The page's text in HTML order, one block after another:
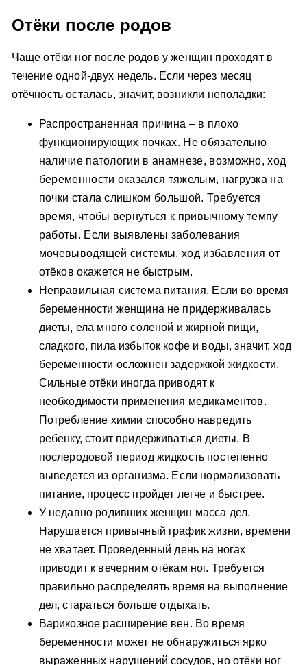
Отёки после родов
Чаще отёки ног после родов у женщин проходят в
течение одной-двух недель. Если через месяц
отёчность осталась, значит, возникли неполадки:
Распространенная причина – в плохо
функционирующих почках. Не обязательно
наличие патологии в анамнезе, возможно, ход
беременности оказался тяжелым, нагрузка на
почки стала слишком большой. Требуется
время, чтобы вернуться к привычному темпу
работы. Если выявлены заболевания
мочевыводящей системы, ход избавления от
отёков окажется не быстрым.
Неправильная система питания. Если во время
беременности женщина не придерживалась
диеты, ела много соленой и жирной пищи,
сладкого, пила избыток кофе и воды, значит, ход
беременности осложнен задержкой жидкости.
Сильные отёки иногда приводят к
необходимости применения медикаментов.
Потребление химии способно навредить
ребенку, стоит придерживаться диеты. В
послеродовой период жидкость постепенно
выведется из организма. Если нормализовать
питание, процесс пройдет легче и быстрее.
У недавно родивших женщин масса дел.
Нарушается привычный график жизни, времени
не хватает. Проведенный день на ногах
приводит к вечерним отёкам ног. Требуется
правильно распределять время на выполнение
дел, стараться больше отдыхать.
Варикозное расширение вен. Во время
беременности может не обнаружиться ярко
выраженных нарушений сосудов, но отёки ног